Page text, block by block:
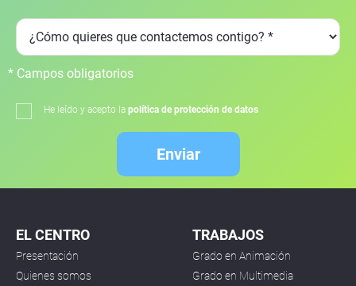
* Campos obligatorios
He leído y acepto la política de protección de datos
Enviar
EL CENTRO
Presentación
Quienes somos
TRABAJOS
Grado en Animación
Grado en Multimedia